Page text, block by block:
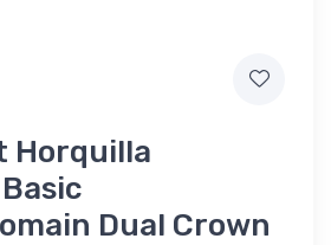
Horquilla
Dual Crown